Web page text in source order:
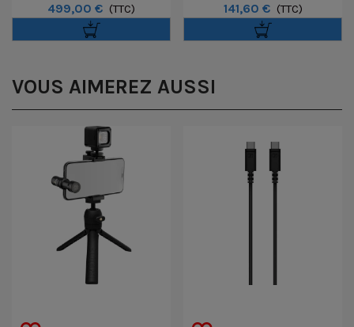
ECM-W3
499,00 € (TTC) 141,60 € (TTC)
VOUS AIMEREZ AUSSI